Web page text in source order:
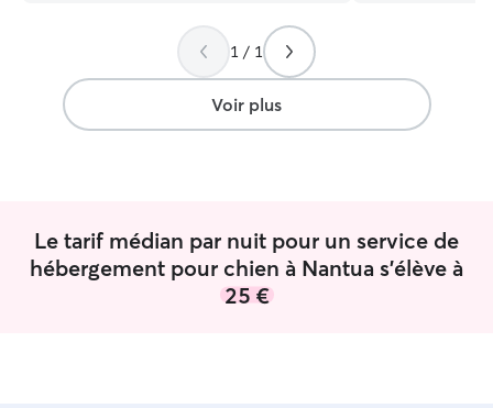
vivement Mathilde et Édouard à tous
ceux qui cherchent des personnes
bienveillantes et de confiance pour
garder leur compagnon. Un immense
merci à eux !
1 / 1
Voir plus
Le tarif médian par nuit pour un service de
hébergement pour chien à Nantua s'élève à
25 €